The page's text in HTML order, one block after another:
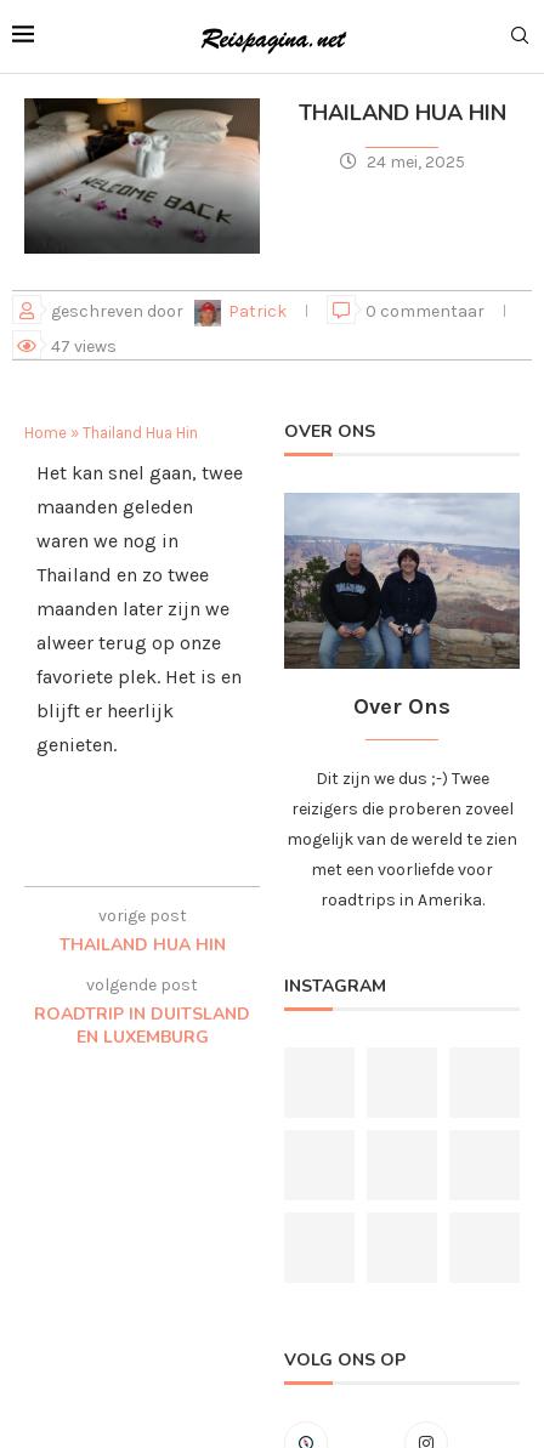
THAILAND HUA HIN
24 mei, 2025
geschreven door Patrick
0 commentaar
47 views
Home » Thailand Hua Hin
Het kan snel gaan, twee
maanden geleden
waren we nog in
Thailand en zo twee
maanden later zijn we
alweer terug op onze
favoriete plek. Het is en
blijft er heerlijk
genieten.
vorige post
THAILAND HUA HIN
volgende post
ROADTRIP IN DUITSLAND
EN LUXEMBURG
OVER ONS
Over Ons
Dit zijn we dus ;-) Twee
reizigers die proberen zoveel
mogelijk van de wereld te zien
met een voorliefde voor
roadtrips in Amerika.
INSTAGRAM
VOLG ONS OP